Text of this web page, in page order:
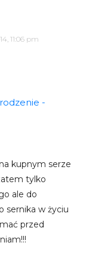
11:06 pm
-
kupnym serze
tylko
ale do
sernika w życiu
przed